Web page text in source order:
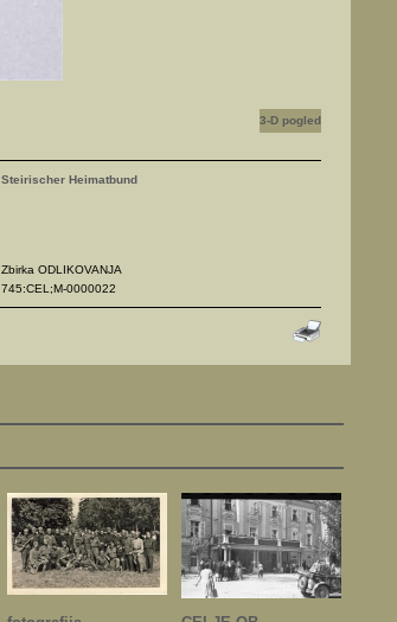
3-D pogled
Steirischer Heimatbund
Zbirka ODLIKOVANJA
745:CEL;M-0000022